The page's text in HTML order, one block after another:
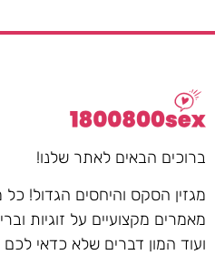
ברוכים הבאים לאתר שלנו!
מגזין הסקס והיחסים הגדול! כל
מאמרים מקצועיים על זוגיות
ועוד המון דברים שלא כדאי